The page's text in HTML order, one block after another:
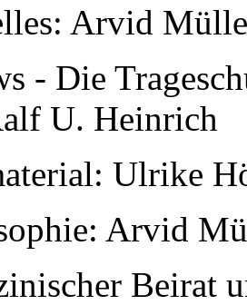
Arvid
- Die
U. Heinrich
Ulrike
Arvid
Beirat